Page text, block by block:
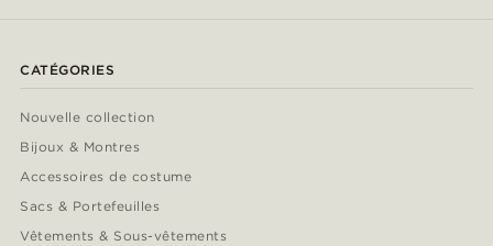
CATÉGORIES
Nouvelle collection
Bijoux & Montres
Accessoires de costume
Sacs & Portefeuilles
Vêtements & Sous-vêtements